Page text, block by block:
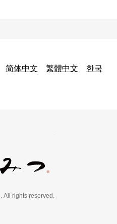
简体中文 繁體中文 한국
All rights reserved.